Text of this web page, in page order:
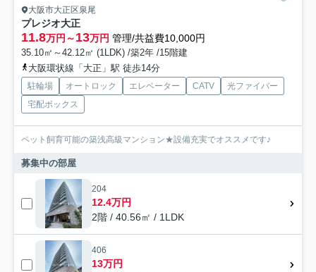
大阪市大正区泉尾
プレジオ大正
11.8万円～13万円 管理/共益費10,000円
35.10㎡～42.12㎡ (1LDK) /築2年 /15階建
大阪環状線「大正」駅 徒歩14分
駐輪場 オートロック エレベーター CATV
光ファイバー
宅配ボックス
ペット飼育可能の築浅高級マンション★設備充実でオススメです♪
募集中の部屋
204
12.4万円
2階 / 40.56㎡ / 1LDK
406
13万円